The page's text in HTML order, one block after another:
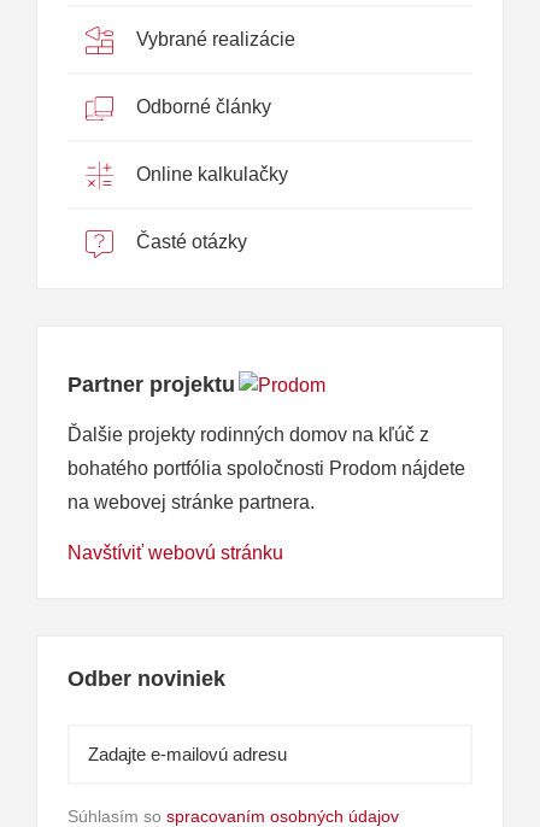
Vybrané realizácie
Odborné články
Online kalkulačky
Časté otázky
Partner projektu
Ďalšie projekty rodinných domov na kľúč z
bohatého portfólia spoločnosti Prodom nájdete
na webovej stránke partnera.
Navštíviť webovú stránku
Odber noviniek
Súhlasím so spracovaním osobných údajov